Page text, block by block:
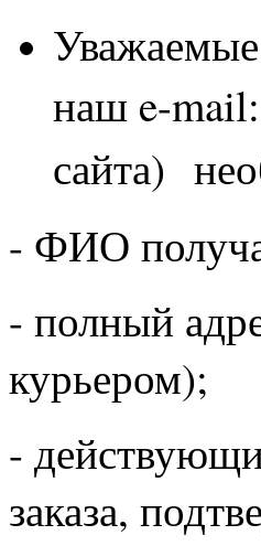
наш e-mail:
сайта)
- ФИО
- полный
курьером);
-
заказа,